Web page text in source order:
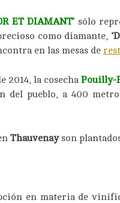
ET DIAMANT’sólo
como diamante,
en las mesas de
2014, la cosechaPouilly-
del pueblo, a 400
Thauvenay son
en materia de